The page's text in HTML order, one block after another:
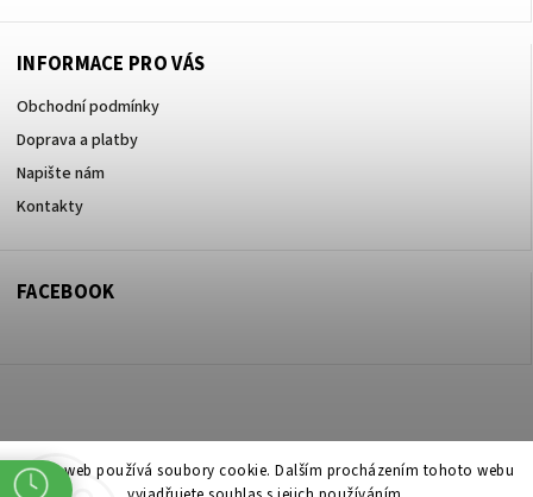
Tento web používá soubory cookie. Dalším procházením tohoto webu
INFORMACE PRO VÁS
Obchodní podmínky
Doprava a platby
Napište nám
Kontakty
FACEBOOK
Copyright 2026 ZOO ve dvoře Praha 5. Všechna práva vyhrazena.